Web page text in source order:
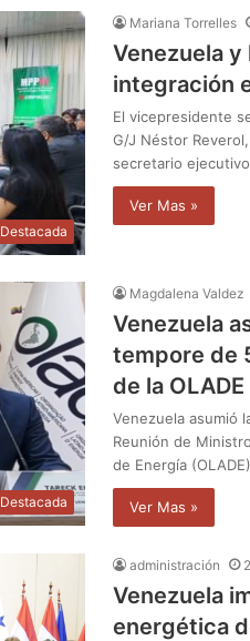
Destacada
Mariana Torrelles
Venezuela y
integración
El vicepresidente
G/J Néstor
secretario
Ver Mas »
Destacada
Magdalena Valdez
Venezuela
tempore de
de la OLADE
Venezuela asumió
Reunión de
de Energía
Ver Mas »
administración
Venezuela
energética